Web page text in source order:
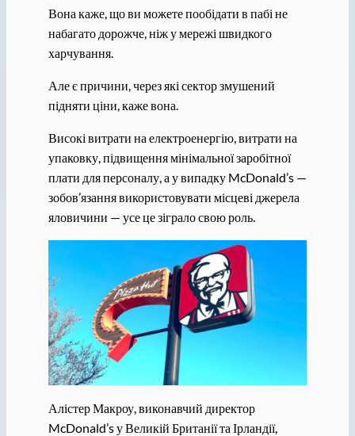
Вона каже, що ви можете пообідати в пабі не
набагато дорожче, ніж у мережі швидкого
харчування.
Але є причини, через які сектор змушений
підняти ціни, каже вона.
Високі витрати на електроенергію, витрати на
упаковку, підвищення мінімальної заробітної
плати для персоналу, а у випадку McDonald’s —
зобов’язання використовувати місцеві джерела
яловичини — усе це зіграло свою роль.
Алістер Макроу, виконавчий директор
McDonald’s у Великій Британії та Ірландії,